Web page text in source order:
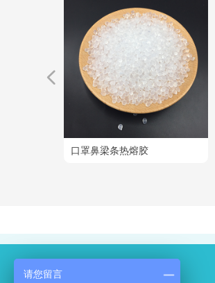
口罩鼻梁条热熔胶
넳
请您留言